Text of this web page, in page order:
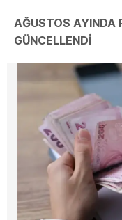
AĞUSTOS AYINDA
GÜNCELLENDİ